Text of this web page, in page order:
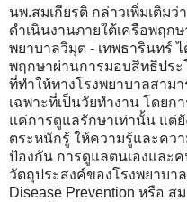
นพ.สมเกียรติ กล่าวเพิ่มเติม
ดำเนินงานภายใต้เครือพฤก
พยาบาลวิมุต - เทพธารินทร์
พฤกษาผ่านการมอบสิทธิประ
ที่ทำให้ทางโรงพยาบาลสาม
เฉพาะที่เป็นวัยทำงาน โดยก
แค่การดูแลรักษาเท่านั้น แต่
ตระหนักรู้ ให้ความรู้และควา
ป้องกัน การดูแลตนเองและ
วัตถุประสงค์ของโรงพยาบา
Disease Prevention หรือ ส